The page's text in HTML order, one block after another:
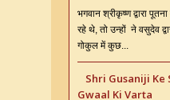
भगवान श्रीकृष्ण द्वारा
रहे थे, तो उन्हों ने वसुदेव
गोकुल में कुछ...
Shri Gusaniji Ke
Gwaal Ki Varta